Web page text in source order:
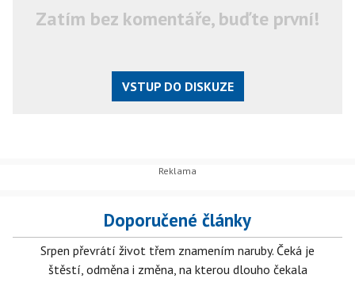
Zatím bez komentáře, buďte první!
VSTUP DO DISKUZE
Doporučené články
Srpen převrátí život třem znamením naruby. Čeká je
štěstí, odměna i změna, na kterou dlouho čekala